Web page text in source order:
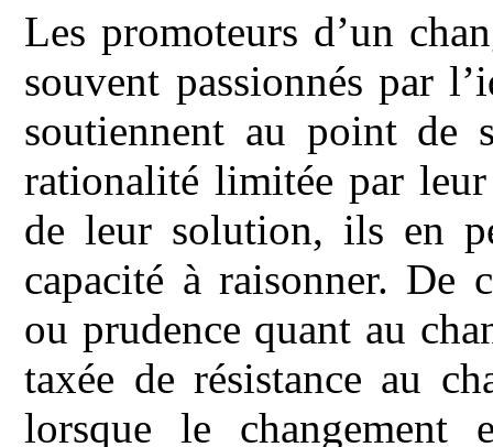
Les promoteurs d’un
souvent passionnés par
soutiennent au point de
rationalité limitée par
de leur solution, ils en
capacité à raisonner. De
ou prudence quant au
taxée de résistance au
lorsque le changement